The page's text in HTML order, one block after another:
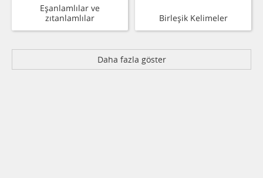
Eşanlamlılar ve
zıtanlamlılar
Birleşik Kelimeler
Daha fazla göster